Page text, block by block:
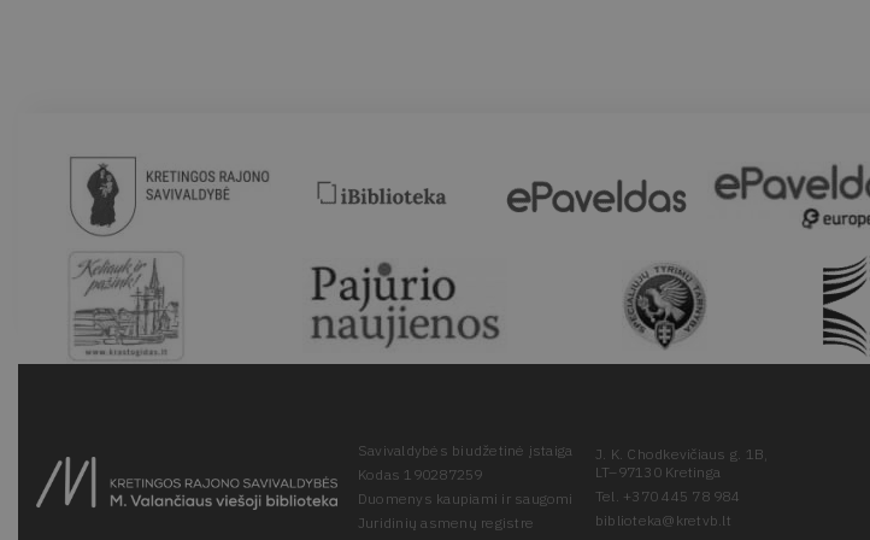
Savivaldybės biudžetinė įstaiga
Kodas 190287259
Duomenys kaupiami ir saugomi
Juridinių asmenų registre
J. K. Chodkevičiaus g. 1B,
LT–97130 Kretinga
Tel. +370 445 78 984
biblioteka@kretvb.lt